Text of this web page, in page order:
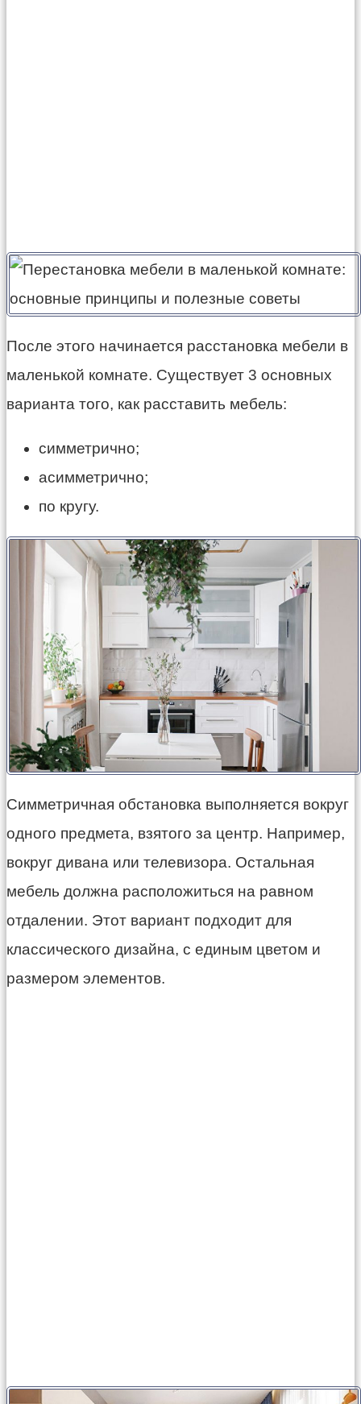
После этого начинается расстановка мебели в
маленькой комнате. Существует 3 основных
варианта того, как расставить мебель:
симметрично;
асимметрично;
по кругу.
Симметричная обстановка выполняется вокруг
одного предмета, взятого за центр. Например,
вокруг дивана или телевизора. Остальная
мебель должна расположиться на равном
отдалении. Этот вариант подходит для
классического дизайна, с единым цветом и
размером элементов.